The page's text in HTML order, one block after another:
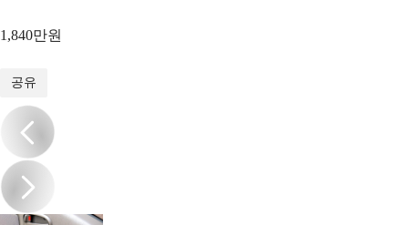
1,840만원
공유
/17